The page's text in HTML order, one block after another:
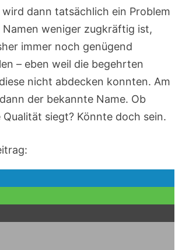
wird dann tatsächlich ein Problem
Namen weniger zugkräftig ist,
immer noch genügend
– eben weil die begehrten
nicht abdecken konnten. Am
der bekannte Name. Ob
siegt? Könnte doch sein.